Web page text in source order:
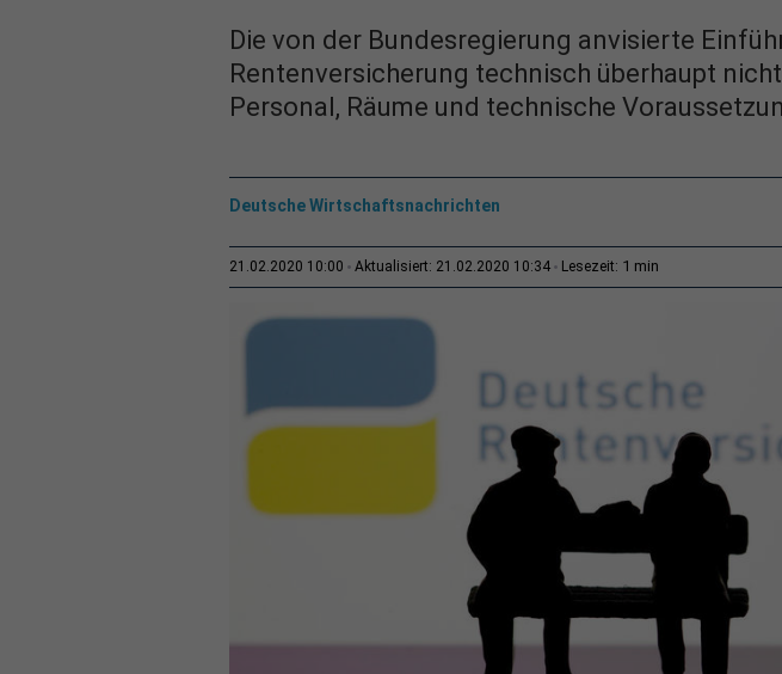
Die von der Bundesregierung anvisierte
Rentenversicherung technisch überhaupt
Personal, Räume und technische
Deutsche Wirtschaftsnachrichten
21.02.2020 10:00 Aktualisiert: 21.02.2020 10:34 Lesezeit: 1 min